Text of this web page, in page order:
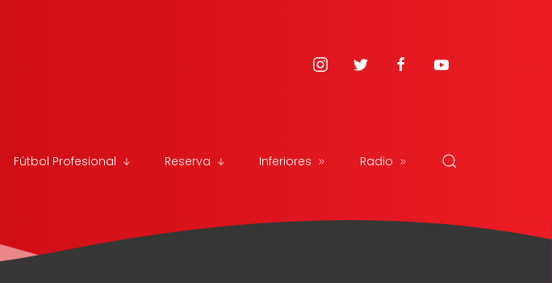
Fútbol Profesional Reserva Inferiores Radio